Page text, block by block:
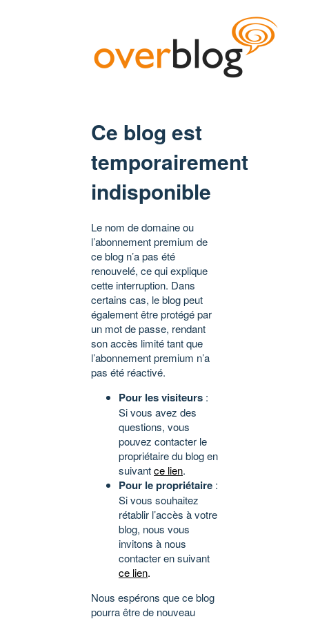
Ce blog est
temporairement
indisponible
Le nom de domaine ou
l’abonnement premium de
ce blog n’a pas été
renouvelé, ce qui explique
cette interruption. Dans
certains cas, le blog peut
également être protégé par
un mot de passe, rendant
son accès limité tant que
l’abonnement premium n’a
pas été réactivé.
Pour les visiteurs :
Si vous avez des
questions, vous
pouvez contacter le
propriétaire du blog en
suivantce lien.
Pour le propriétaire :
Si vous souhaitez
rétablir l’accès à votre
blog, nous vous
invitons à nous
contacter en suivant
ce lien.
Nous espérons que ce blog
pourra être de nouveau